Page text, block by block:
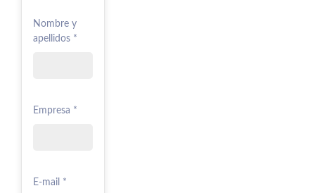
Nombre y
apellidos *
Empresa *
E-mail *